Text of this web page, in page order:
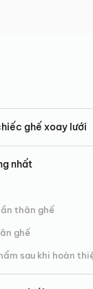
ghế xoay lưới
nhất
thân ghế
ghế
sau khi hoàn